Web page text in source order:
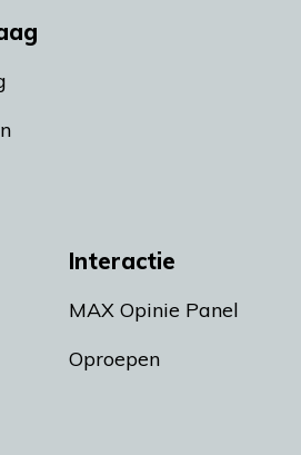
Interactie
MAX Opinie Panel
Oproepen